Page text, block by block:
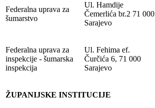
Federalna uprava za
šumarstvo
Ul. Hamdije
Čemerlića br.2 71 000
Sarajevo
Federalna uprava za
inspekcije - šumarska
inspekcija
Ul. Fehima ef.
Čurčića 6, 71 000
Sarajevo
ŽUPANIJSKE INSTITUCIJE